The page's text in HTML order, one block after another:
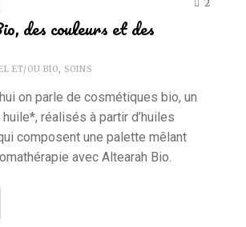
2
des couleurs et des
ET/OU BIO, SOINS
on parle de cosmétiques bio, un
réalisés à partir d’huiles
composent une palette mêlant
avec Altearah Bio.